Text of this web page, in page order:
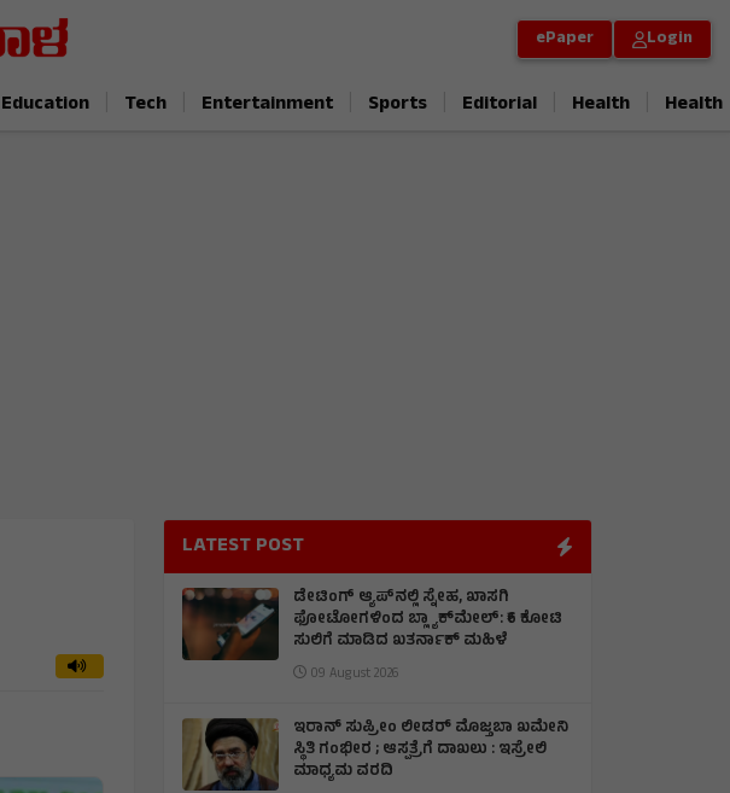
ePaper Login
Education Tech Entertainment Sports Editorial Health Health
LATEST POST
ಡೇಟಿಂಗ್ ಆ್ಯಪ್‌ನಲ್ಲಿ ಸ್ನೇಹ, ಖಾಸಗಿ
ಫೋಟೋಗಳಿಂದ ಬ್ಲ್ಯಾಕ್‌ಮೇಲ್: ₹6 ಕೋಟಿ
ಸುಲಿಗೆ ಮಾಡಿದ ಖತರ್ನಾಕ್‌ ಮಹಿಳೆ
09 August 2026
ಇರಾನ್‌ ಸುಪ್ರೀಂ ಲೀಡರ್‌ ಮೊಜ್ತಬಾ ಖಮೇನಿ
ಸ್ಥಿತಿ ಗಂಭೀರ ; ಆಸ್ಪತ್ರೆಗೆ ದಾಖಲು : ಇಸ್ರೇಲಿ
ಮಾಧ್ಯಮ ವರದಿ